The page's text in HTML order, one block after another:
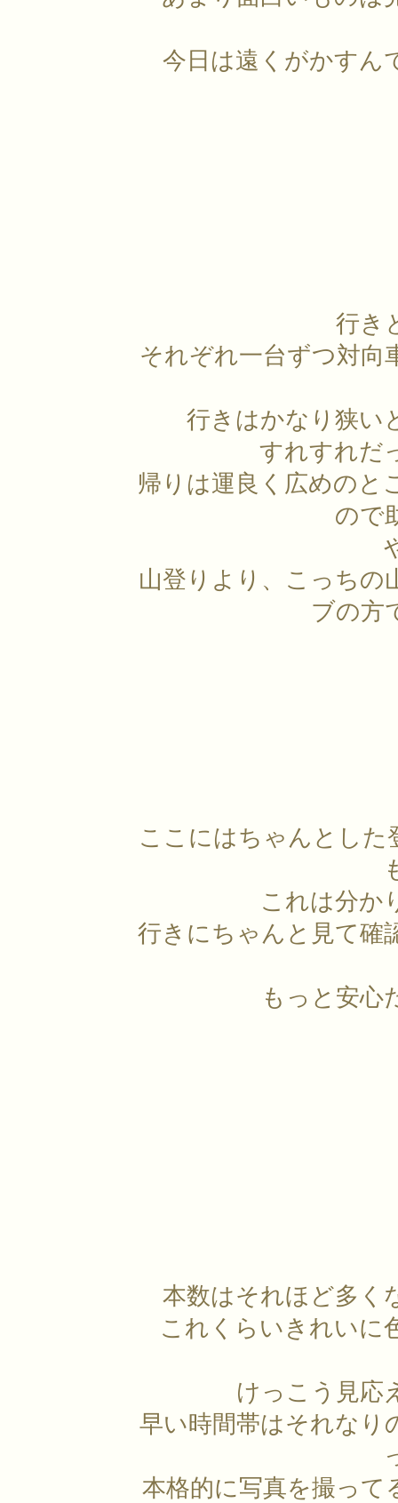
今日は遠くがかすん
行き
それぞれ一台ずつ対向
行きはかなり狭い
すれすれだ
帰りは運良く広めのと
ので
山登りより、こっちの
ブの方
ここにはちゃんとした
これは分か
行きにちゃんと見て確
もっと安心
本数はそれほど多く
これくらいきれいに
けっこう見応
早い時間帯はそれなり
本格的に写真を撮って